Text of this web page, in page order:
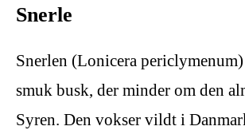
Snerle
Snerlen (Lonicera periclymenum)
smuk busk, der minder om den
Syren. Den vokser vildt i